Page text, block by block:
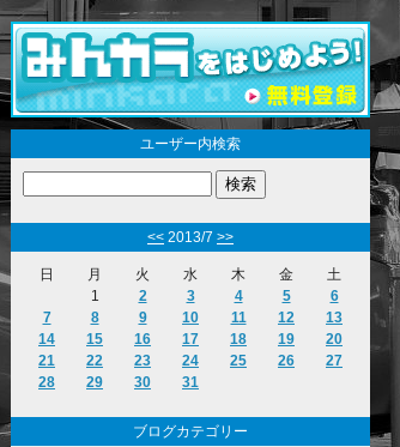
ユーザー内検索
<< 2013/7 >>
日 月 火 水 木 金
土
1
2 3 4 5
6
7
8 9 10 11 12
13
14
15 16 17 18 19
20
21
22 23 24 25 26
27
28
29 30 31
ブログカテゴリー